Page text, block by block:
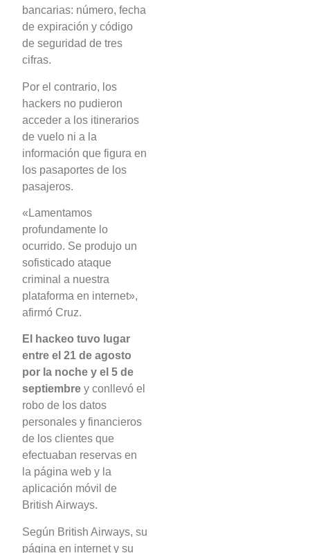
bancarias: número, fecha
de expiración y código
de seguridad de tres
cifras.
Por el contrario, los
hackers no pudieron
acceder a los itinerarios
de vuelo ni a la
información que figura en
los pasaportes de los
pasajeros.
«Lamentamos
profundamente lo
ocurrido. Se produjo un
sofisticado ataque
criminal a nuestra
plataforma en internet»,
afirmó Cruz.
El hackeo tuvo lugar
entre el 21 de agosto
por la noche y el 5 de
septiembre y conllevó el
robo de los datos
personales y financieros
de los clientes que
efectuaban reservas en
la página web y la
aplicación móvil de
British Airways.
Según British Airways, su
página en internet y su